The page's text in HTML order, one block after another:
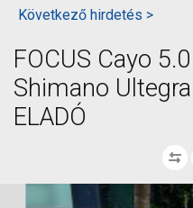
Következő hirdetés >
FOCUS Cayo
Shimano
ELADÓ